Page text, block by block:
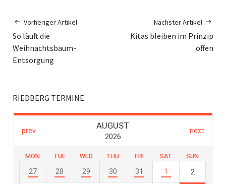
Vorheriger Artikel
So läuft die
Weihnachtsbaum-
Entsorgung
Nächster Artikel
Kitas bleiben im Prinzip
offen
RIEDBERG TERMINE